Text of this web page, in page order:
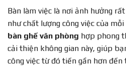
Bàn làm việc là nơi ảnh hưởng
như chất lượng công việc của
bàn ghế văn phòng hợp phong
cải thiện không gian này, giúp
công việc từ đó tiến gần hơn đến